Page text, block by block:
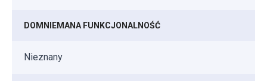
DOMNIEMANA FUNKCJONALNOŚĆ
Nieznany